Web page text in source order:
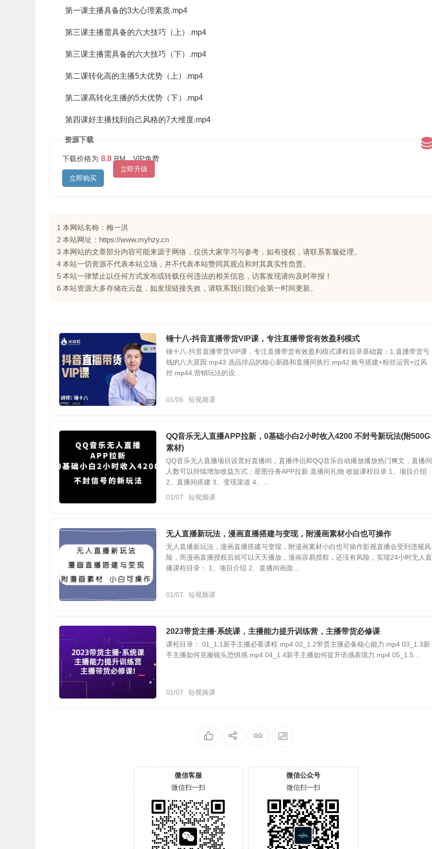
第一课主播具备的3大心理素质.mp4
第三课主播需具备的六大技巧（上）.mp4
第三课主播需具备的六大技巧（下）.mp4
第二课转化高的主播5大优势（上）.mp4
第二课高转化主播的5大优势（下）.mp4
第四课好主播找到自己风格的7大维度.mp4
资源下载
下载价格为 8.8 RM，VIP免费
立即升级
立即购买
1 本网站名称：梅一洪
2 本站网址：https://www.myhzy.cn
3 本网站的文章部分内容可能来源于网络，仅供大家学习与参考，如有侵权，请联系客服处理。
4 本站一切资源不代表本站立场，并不代表本站赞同其观点和对其真实性负责。
5 本站一律禁止以任何方式发布或转载任何违法的相关信息，访客发现请向及时举报！
6 本站资源大多存储在云盘，如发现链接失效，请联系我们我们会第一时间更新。
锤十八-抖音直播带货VIP课，专注直播带货有效盈利模式
锤十八-抖音直播带货VIP课，专注直播带货有效盈利模式课程目录基础篇：1.直播带货亏
钱的八大原因.mp43.选品排品的核心新路和直播间执行.mp42.账号搭建+粉丝运营+过风
控.mp44.营销玩法的设...
01/06 短视频课
QQ音乐无人直播APP拉新，0基础小白2小时收入4200 不封号新玩法(附500G
素材)
QQ音乐无人直播项目设置好直播间，直播伴侣和QQ音乐自动播放播放热门爽文，直播间
人数可以持续增加收益方式：星图任务APP拉新 直播间礼物 收徒课程目录 1、项目介绍
2、直播间搭建 3、变现渠道 4、...
01/07
短视频课
无人直播新玩法，漫画直播搭建与变现，附漫画素材小白也可操作
无人直播新玩法，漫画直播搭建与变现，附漫画素材小白也可操作影视直播会受到违规风
险，而漫画直播授权后就可以天天播放，漫画容易授权，还没有风险，实现24小时无人直
播课程目录： 1、项目介绍 2、直播间画面...
01/07 短视频课
2023带货主播·系统课，主播能力提升训练营，主播带货必修课
课程目录： 01_1.1新手主播必看课程.mp4 02_1.2带货主播必备核心能力.mp4 03_1.3新
手主播如何克服镜头恐惧感.mp4 04_1.4新手主播如何提升语感表现力.mp4 05_1.5...
01/07 短视频课
微信客服
微信扫一扫
微信公众号
微信扫一扫